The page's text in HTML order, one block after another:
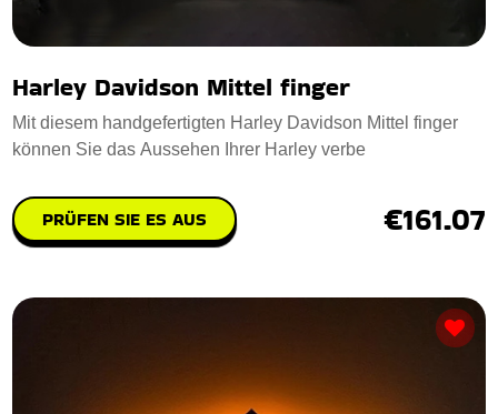
Harley Davidson Mittel finger
Mit diesem handgefertigten Harley Davidson Mittel finger
können Sie das Aussehen Ihrer Harley verbe
PRÜFEN SIE ES AUS €161.07